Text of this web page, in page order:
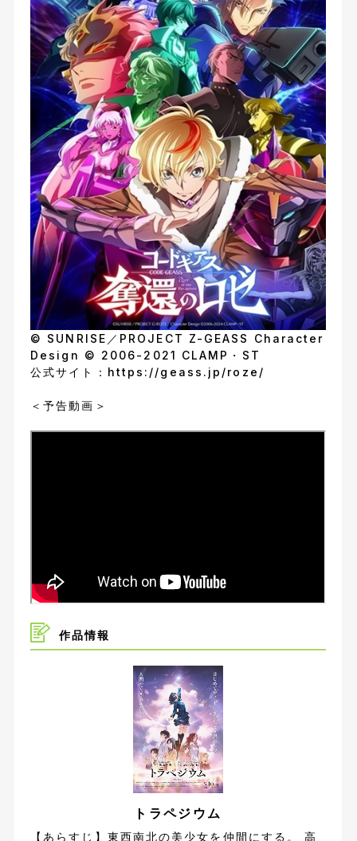
頼を受けたロゼとアッシュは、日本人レジスタンス
の七煌星団と共に、皇サクヤ奪還のため、ネオ・ブ
リタニア帝国に立ち向かう。【公式サイト他参照】
© SUNRISE／PROJECT Z-GEASS Character
Design © 2006-2021 CLAMP・ST
公式サイト： https://geass.jp/roze/
＜予告動画＞
作品情報
トラペジウム
【あらすじ】東西南北の美少女を仲間にする。 高